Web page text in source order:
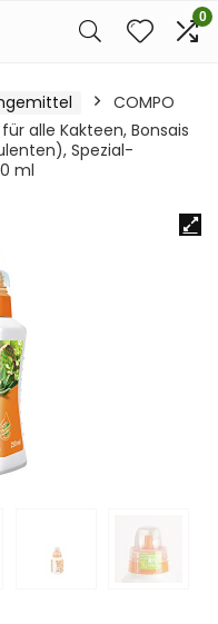
0
COMPO
alle Kakteen, Bonsais
Spezial-
ml